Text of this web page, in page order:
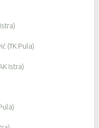
(TK Pula)
Istra)